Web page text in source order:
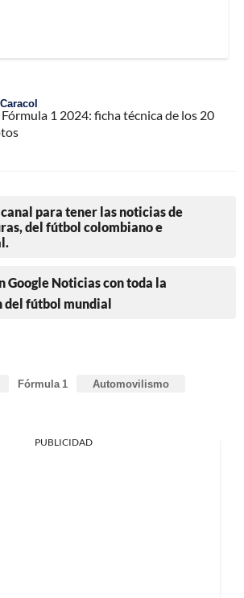
Fórmula 1 2024: ficha técnica de los 20
para tener las noticias de
del fútbol colombiano e
Google Noticias con toda la
fútbol mundial
Fórmula 1 Automovilismo
PUBLICIDAD